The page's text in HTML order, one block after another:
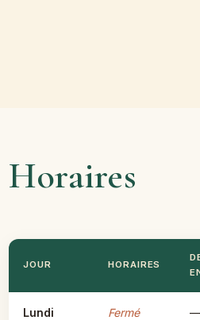
Horaires
JOUR HORAIRES
Lundi Fermé —